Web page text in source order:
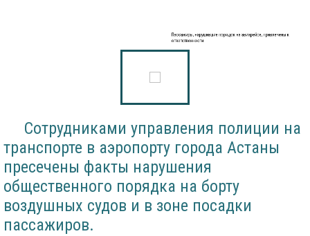
Пассажиры, нарушившие порядок на авиарейсе, привлечены к
ответственности
Сотрудниками управления полиции на
транспорте в аэропорту города Астаны
пресечены факты нарушения
общественного порядка на борту
воздушных судов и в зоне посадки
пассажиров.